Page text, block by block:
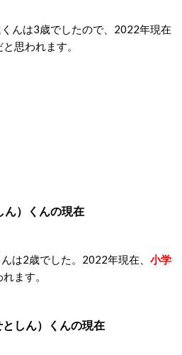
んは3歳でしたので、 2022年現在
と思われます。
ん）くんの現在
は2歳でした。 2022年現在、 小学
ます。
しん）くんの現在